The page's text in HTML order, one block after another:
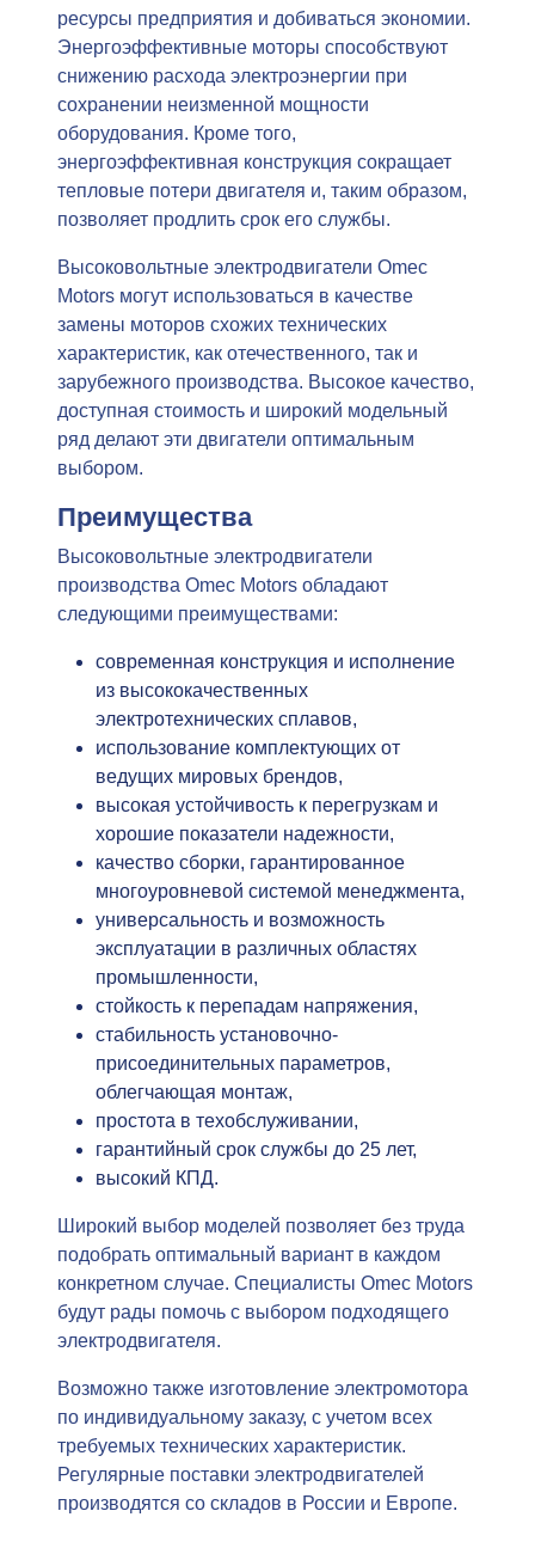
ресурсы предприятия и добиваться экономии.
Энергоэффективные моторы способствуют
снижению расхода электроэнергии при
сохранении неизменной мощности
оборудования. Кроме того,
энергоэффективная конструкция сокращает
тепловые потери двигателя и, таким образом,
позволяет продлить срок его службы.
Высоковольтные электродвигатели Omec
Motors могут использоваться в качестве
замены моторов схожих технических
характеристик, как отечественного, так и
зарубежного производства. Высокое качество,
доступная стоимость и широкий модельный
ряд делают эти двигатели оптимальным
выбором.
Преимущества
Высоковольтные электродвигатели
производства Omec Motors обладают
следующими преимуществами:
современная конструкция и исполнение
из высококачественных
электротехнических сплавов,
использование комплектующих от
ведущих мировых брендов,
высокая устойчивость к перегрузкам и
хорошие показатели надежности,
качество сборки, гарантированное
многоуровневой системой менеджмента,
универсальность и возможность
эксплуатации в различных областях
промышленности,
стойкость к перепадам напряжения,
стабильность установочно-
присоединительных параметров,
облегчающая монтаж,
простота в техобслуживании,
гарантийный срок службы до 25 лет,
высокий КПД.
Широкий выбор моделей позволяет без труда
подобрать оптимальный вариант в каждом
конкретном случае. Специалисты Omec Motors
будут рады помочь с выбором подходящего
электродвигателя.
Возможно также изготовление электромотора
по индивидуальному заказу, с учетом всех
требуемых технических характеристик.
Регулярные поставки электродвигателей
производятся со складов в России и Европе.